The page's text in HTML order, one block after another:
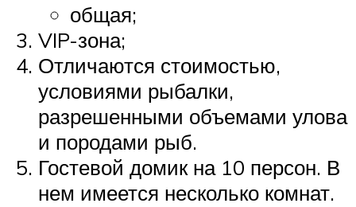
общая;
VIP-зона;
Отличаются стоимостью,
условиями рыбалки,
разрешенными объемами улова
и породами рыб.
Гостевой домик на 10 персон. В
нем имеется несколько комнат.